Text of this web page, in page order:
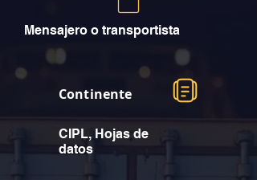
Mensajero o transportista
Continente
CIPL, Hojas de
datos